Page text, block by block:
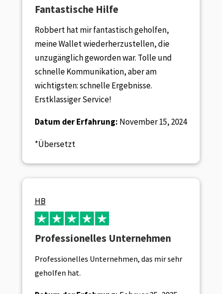
Fantastische Hilfe
Robbert hat mir fantastisch geholfen,
meine Wallet wiederherzustellen, die
unzugänglich geworden war. Tolle und
schnelle Kommunikation, aber am
wichtigsten: schnelle Ergebnisse.
Erstklassiger Service!
Datum der Erfahrung: November 15, 2024
*Übersetzt
HB
Professionelles Unternehmen
Professionelles Unternehmen, das mir sehr
geholfen hat.